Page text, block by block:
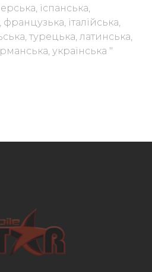
іспанська,
італійська,
турецька, латинська,
українська "